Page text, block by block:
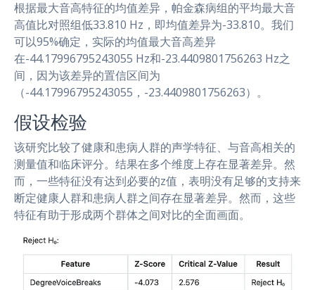
根据最大音高特征的均值差异，帕金森病组的平均最大音
高值比对照组低33.810 Hz，即均值差异为-33.810。我们
可以95%确定，实际的均值最大音高差异
在-44.17996795243055 Hz和-23.4409801756263 Hz之
间，因为该差异的置信区间为
（-44.17996795243055，-23.4409801756263）。
假设检验
该研究比较了健康和患病人群的声学特征、与音高相关的
测量值和临床评分。结果在多个维度上存在显著差异。然
而，一些特征没有达到必要的z值，表明没有足够的支持来
断定健康人群和患病人群之间存在显著差异。然而，这些
特征有助于形成两个群体之间对比的全面画面。